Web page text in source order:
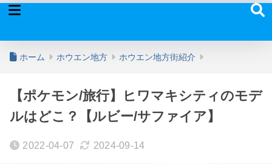
ホーム ホウエン地方 ホウエン地方街紹介
【ポケモン/旅行】ヒワマキシティのモデ
ルはどこ？【ルビー/サファイア】
2022-04-07 2024-09-14